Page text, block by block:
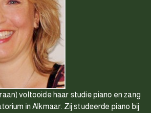
voltooide haar studie piano en zang
in Alkmaar. Zij studeerde piano bij